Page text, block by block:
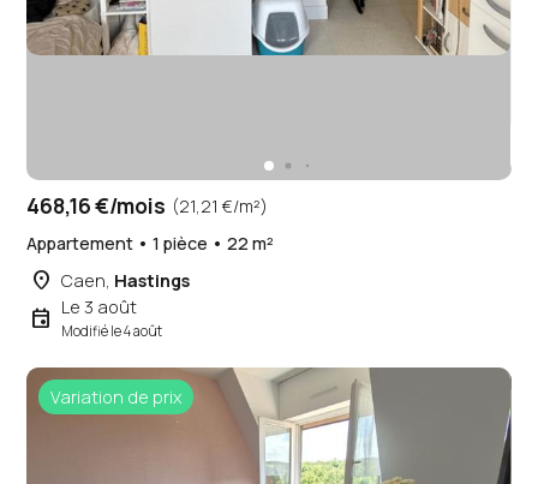
468,16 €/mois (21,21 €/m²)
Appartement • 1 pièce • 22 m²
place Caen, Hastings
event Le 3 août
Modifié le 4 août
Variation de prix